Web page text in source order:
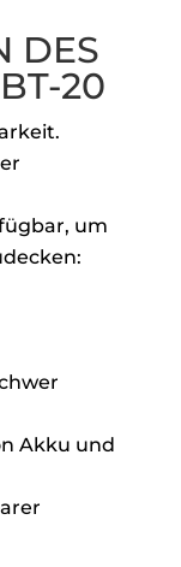
DES
20
um
Akku und